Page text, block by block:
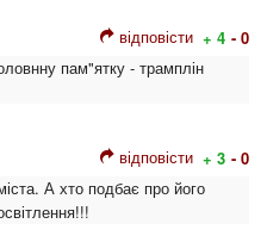
відповісти + 4 - 0
пам"ятку - трамплін
відповісти + 3 - 0
А хто подбає про його